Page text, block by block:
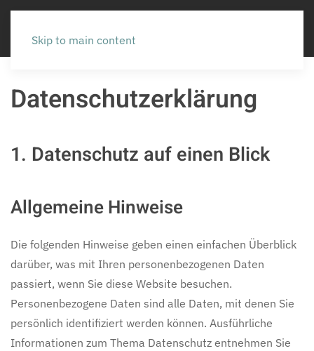
Skip to main content
Datenschutzerklärung
1. Datenschutz auf einen Blick
Allgemeine Hinweise
Die folgenden Hinweise geben einen einfachen Überblick
darüber, was mit Ihren personenbezogenen Daten
passiert, wenn Sie diese Website besuchen.
Personenbezogene Daten sind alle Daten, mit denen Sie
persönlich identifiziert werden können. Ausführliche
Informationen zum Thema Datenschutz entnehmen Sie